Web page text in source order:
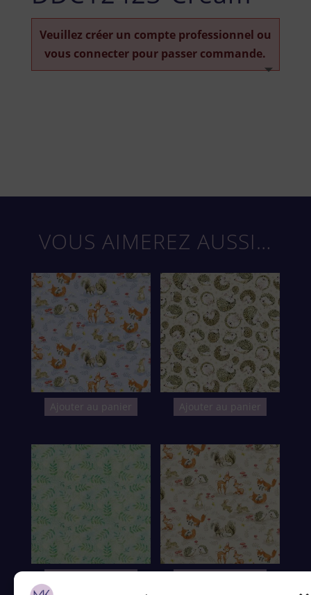
Veuillez créer un compte professionnel ou
vous connecter pour passer commande.
VOUS AIMEREZ AUSSI…
Ajouter au panier Ajouter au panier